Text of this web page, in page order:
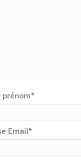
prénom*
Email*